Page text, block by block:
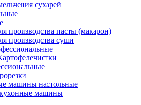
сухарей
производства пасты (макарон)
производства суши
машины настольные
машины